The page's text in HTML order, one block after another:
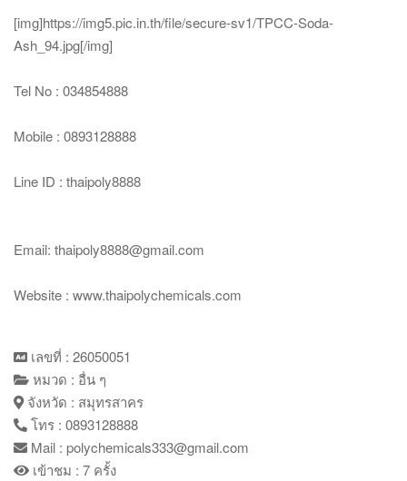
[img]https://img5.pic.in.th/file/secure-sv1/TPCC-Soda-
Ash_94.jpg[/img]
Tel No : 034854888
Mobile : 0893128888
Line ID : thaipoly8888
Email: thaipoly8888@gmail.com
Website : www.thaipolychemicals.com
เลขที่ : 26050051
หมวด : อื่น ๆ
จังหวัด : สมุทรสาคร
โทร : 0893128888
Mail : polychemicals333@gmail.com
เข้าชม : 7 ครั้ง